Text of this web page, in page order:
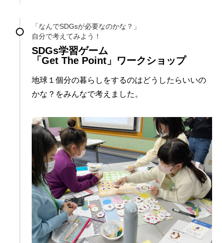
「なんでSDGsが必要なのかな？」
自分で考えてみよう！
SDGs学習ゲーム
「Get The Point」ワークショップ
地球１個分の暮らしをするのはどうしたらいいの
かな？をみんなで考えました。